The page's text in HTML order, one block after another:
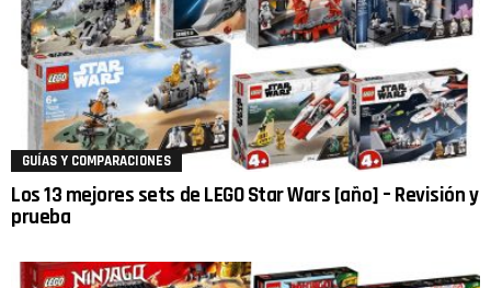
GUÍAS Y COMPARACIONES
Los 13 mejores sets de LEGO Star Wars [año] – Revisión y
prueba